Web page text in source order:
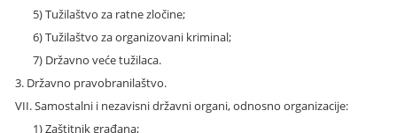
5) Tužilaštvo za ratne zločine;
6) Tužilaštvo za organizovani kriminal;
7) Državno veće tužilaca.
3. Državno pravobranilaštvo.
VII. Samostalni i nezavisni državni organi, odnosno organizacije:
1) Zaštitnik građana;